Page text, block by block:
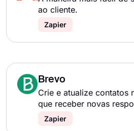
ao cliente.
Zapier
Brevo
Crie e atualize contatos
que receber novas
Zapier